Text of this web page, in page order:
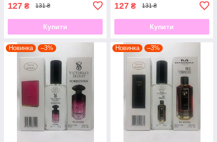
127 ₴ 131 ₴
Купити
127 ₴ 131 ₴
Купити
Новинка –3% Новинка –3%